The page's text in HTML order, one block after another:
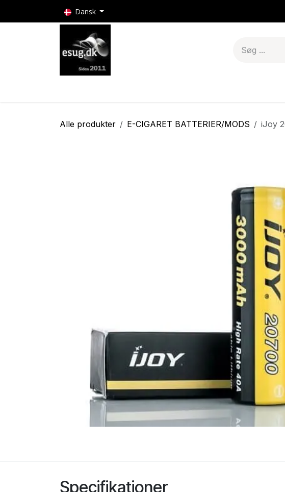
Dansk
Alle produkter E-CIGARET BATTERIER/MODS iJoy
Specifikationer